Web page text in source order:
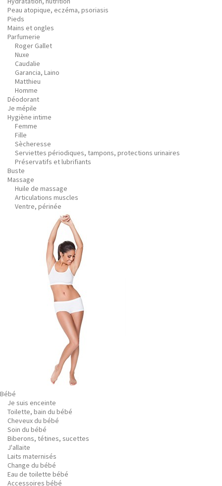
Peau atopique, eczéma, psoriasis
Pieds
Mains et ongles
Parfumerie
Roger Gallet
Nuxe
Caudalie
Garancia, Laino
Matthieu
Homme
Déodorant
Je mépile
Hygiène intime
Femme
Fille
Sècheresse
Serviettes périodiques, tampons, protections urinaires
Préservatifs et lubrifiants
Buste
Massage
Huile de massage
Articulations muscles
Ventre, périnée
Bébé
Je suis enceinte
Toilette, bain du bébé
Cheveux du bébé
Soin du bébé
Biberons, tétines, sucettes
J'allaite
Laits maternisés
Change du bébé
Eau de toilette bébé
Accessoires bébé